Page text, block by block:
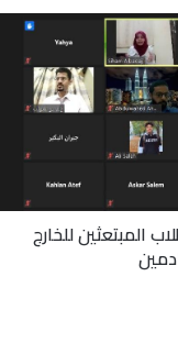
المبتعثين للخارج